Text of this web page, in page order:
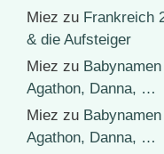
Miez zu Frankreich
& die Aufsteiger
Miez zu
Agathon, Danna, …
Miez zu
Agathon, Danna, …